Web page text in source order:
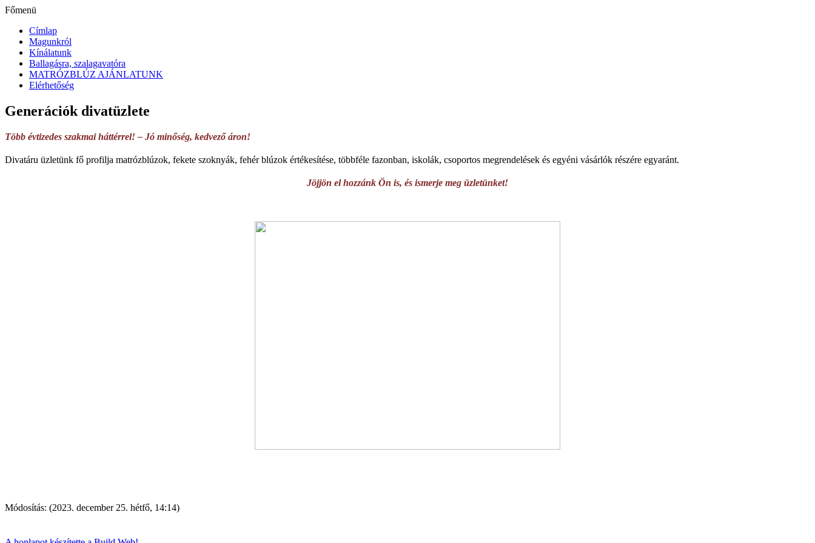
Főmenü
Címlap
Magunkról
Kínálatunk
Ballagásra, szalagavatóra
MATRÓZBLÚZ AJÁNLATUNK
Elérhetőség
Generációk divatüzlete
Több évtizedes szakmai háttérrel! – Jó minőség, kedvező áron!
Divatáru üzletünk fő profilja matrózblúzok, fekete szoknyák, fehér blúzok értékesítése, többféle fazonban, iskolák, csoportos megrendelések és egyéni vásárlók részére egyaránt.
Jöjjön el hozzánk Ön is, és ismerje meg üzletünket!
Módosítás: (2023. december 25. hétfő, 14:14)